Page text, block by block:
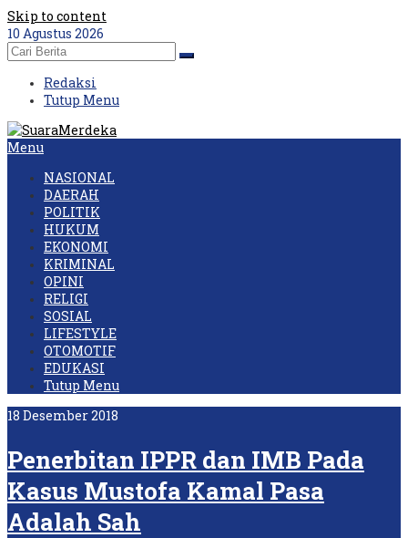
Skip to content
10 Agustus 2026
Redaksi
Tutup Menu
Menu
NASIONAL
DAERAH
POLITIK
HUKUM
EKONOMI
KRIMINAL
OPINI
RELIGI
SOSIAL
LIFESTYLE
OTOMOTIF
EDUKASI
Tutup Menu
18 Desember 2018
Penerbitan IPPR dan IMB Pada
Kasus Mustofa Kamal Pasa
Adalah Sah